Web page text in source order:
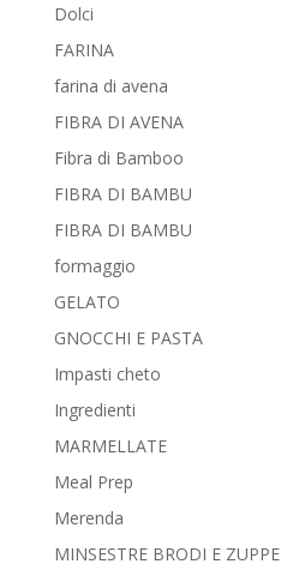
Dolci
FARINA
farina di avena
FIBRA DI AVENA
Fibra di Bamboo
FIBRA DI BAMBU
FIBRA DI BAMBU
formaggio
GELATO
GNOCCHI E PASTA
Impasti cheto
Ingredienti
MARMELLATE
Meal Prep
Merenda
MINSESTRE BRODI E ZUPPE